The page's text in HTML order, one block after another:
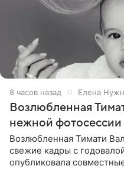
8 часов назад Елена
Возлюбленная
нежной фотосессии
Возлюбленная Тимати
свежие кадры с
опубликовала